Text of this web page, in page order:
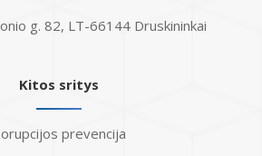
g. 82, LT-66144 Druskininkai
Kitos sritys
prevencija